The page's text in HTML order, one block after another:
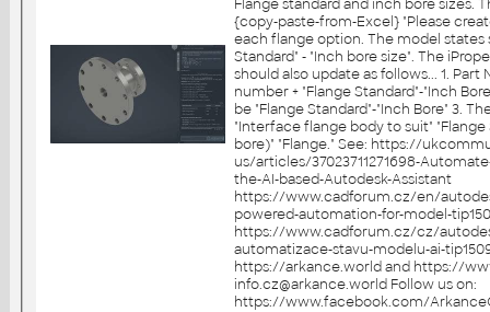
Flange standard and inch bore sizes.
{copy-paste-from-Excel} "Please
each flange option. The model states
Standard" - "Inch bore size". The
should also update as follows... 1.
number + "Flange Standard"-"Inch
be "Flange Standard"-"Inch Bore" 3.
"Interface flange body to suit"
bore)" "Flange." See: https://ukcommunity.arkance.world/hc/en-
us/articles/37023711271698-
the-AI-based-Autodesk-Assistant
https://www.cadforum.cz/en/
powered-automation-for-model-
https://www.cadforum.cz/cz/
automatizace-stavu-modelu-ai-tip15092 More
https://arkance.world and https://
info.cz@arkance.world Follow us on:
https://www.facebook.com/